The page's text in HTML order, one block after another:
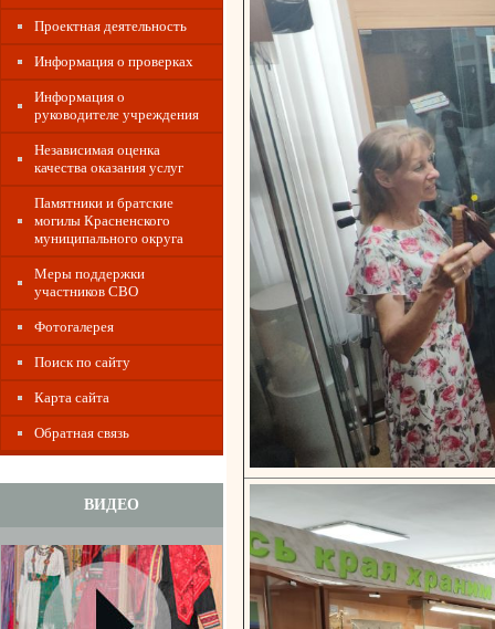
Проектная деятельность
Информация о проверках
Информация о
руководителе учреждения
Независимая оценка
качества оказания услуг
Памятники и братские
могилы Красненского
муниципального округа
Меры поддержки
участников СВО
Фотогалерея
Поиск по сайту
Карта сайта
Обратная связь
ВИДЕО